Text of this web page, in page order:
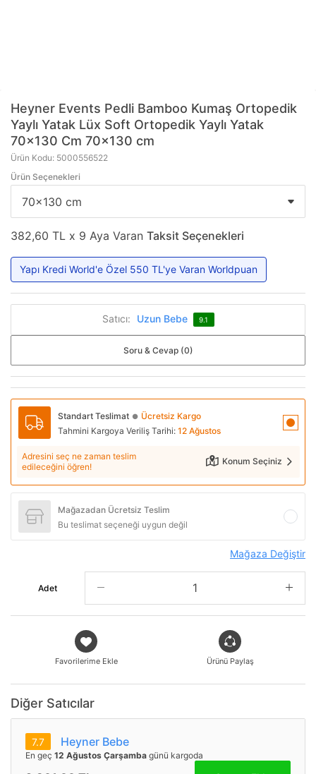
Heyner Events Pedli Bamboo Kumaş Ortopedik
Yaylı Yatak Lüx Soft Ortopedik Yaylı Yatak
70x130 Cm 70x130 cm
Ürün Kodu: 5000556522
Ürün Seçenekleri
382,60 TL x 9 Aya Varan Taksit Seçenekleri
Yapı Kredi World'e Özel 550 TL'ye Varan Worldpuan
Satıcı: Uzun Bebe 9.1
Soru & Cevap (0)
Standart Teslimat ● Ücretsiz Kargo
Tahmini Kargoya Veriliş Tarihi: 12 Ağustos
Adresini seç ne zaman teslim
edileceğini öğren!
Konum Seçiniz
Mağazadan Ücretsiz Teslim
Bu teslimat seçeneği uygun değil
Mağaza Değiştir
Adet
Favorilerime Ekle Ürünü Paylaş
Diğer Satıcılar
7.7 Heyner Bebe
En geç 12 Ağustos Çarşamba günü kargoda